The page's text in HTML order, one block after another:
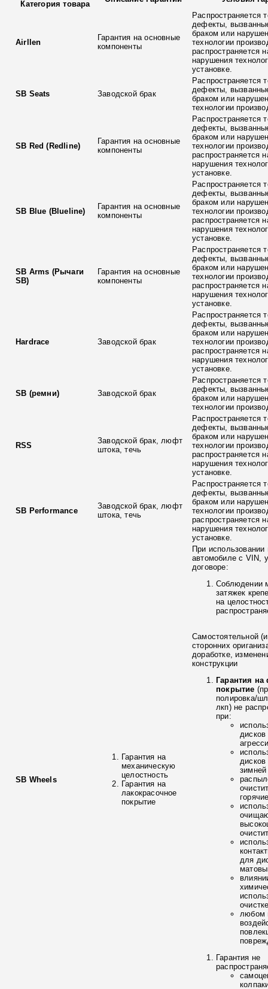
Категория товара
Airllen
Гарантия на основные
компоненты
Распространяется
дефекты,
браком или
технологии
распространяется
нарушения
установке.
SB Seats Заводской брак
Распространяется
дефекты,
браком или
технологии
SB Red (Redline)
Гарантия на основные
компоненты
Распространяется
дефекты,
браком или
технологии
распространяется
нарушения
установке.
SB Blue (Blueline)
Гарантия на основные
компоненты
Распространяется
дефекты,
браком или
технологии
распространяется
нарушения
установке.
SB Arms (Рычаги
SB)
Гарантия на основные
компоненты
Распространяется
дефекты,
браком или
технологии
распространяется
нарушения
установке.
Hardrace Заводской брак
Распространяется
дефекты,
браком или
технологии
распространяется
нарушения
установке.
SB (ремни) Заводской брак
Распространяется
дефекты,
браком или
технологии
RSS
Заводской брак, люфт
штока, течь
Распространяется
дефекты,
браком или
технологии
распространяется
нарушения
установке.
SB Performance
Заводской брак, люфт
штока, течь
Распространяется
дефекты,
браком или
технологии
распространяется
нарушения
установке.
SB Wheels
Гарантия на
механическую
целостность
Гарантия на
лакокрасочное
покрытие
При использовании
автомобиле с VIN,
договоре:
Соблюдении
затяжек
на
Самостоятельной
сторонних
доработке,
конструкции
Гарантия
покрытие
полировка/
лкп) не
при:
зимней
для
любом
Гарантия не